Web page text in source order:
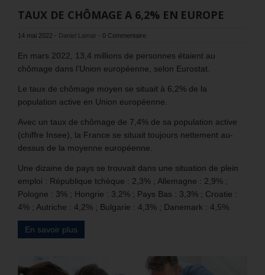
TAUX DE CHÔMAGE A 6,2% EN EUROPE
14 mai 2022 - Daniel Lamar - 0 Commentaire
En mars 2022, 13,4 millions de personnes étaient au
chômage dans l’Union européenne, selon Eurostat.
Le taux de chômage moyen se situait à 6,2% de la
population active en Union européenne.
Avec un taux de chômage de 7,4% de sa population active
(chiffre Insee), la France se situait toujours nettement au-
dessus de la moyenne européenne.
Une dizaine de pays se trouvait dans une situation de plein
emploi : République tchèque : 2,3% ; Allemagne : 2,9% ;
Pologne : 3% ; Hongrie : 3,2% ; Pays Bas : 3,3% ; Croatie :
4% ; Autriche : 4,2% ; Bulgarie : 4,3% ; Danemark : 4,5%.
En savoir plus